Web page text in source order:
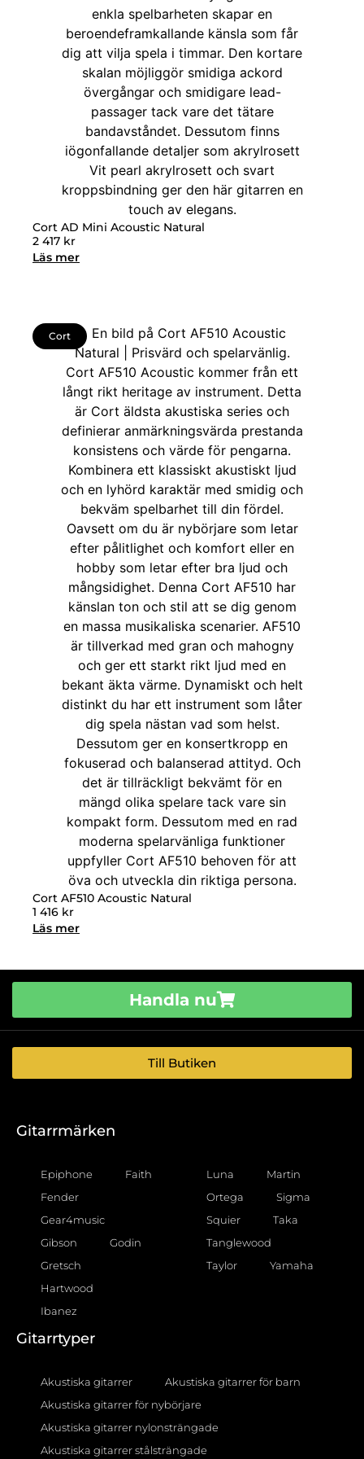
Cort AD Mini Acoustic Natural
2 417 kr
Läs mer
Cort
Cort AF510 Acoustic Natural
1 416 kr
Läs mer
Handla nu
Till Butiken
Gitarrmärken
Epiphone
Faith
Fender
Gear4music
Gibson
Godin
Gretsch
Hartwood
Ibanez
Luna
Martin
Ortega
Sigma
Squier
Taka
Tanglewood
Taylor
Yamaha
Gitarrtyper
Akustiska gitarrer
Akustiska gitarrer för barn
Akustiska gitarrer för nybörjare
Akustiska gitarrer nylonsträngade
Akustiska gitarrer stålsträngade